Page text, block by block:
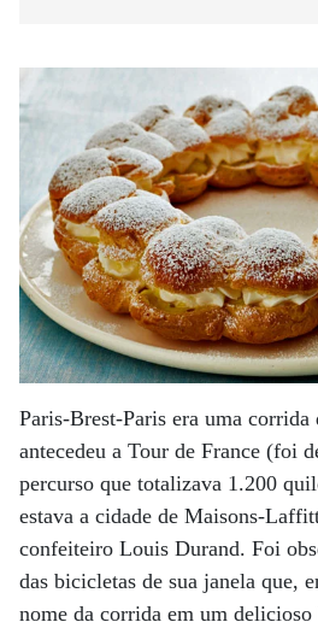
Paris-Brest-Paris era uma
antecedeu a Tour de France (foi
percurso que totalizava 1.200
estava a cidade de Maisons-
confeiteiro Louis Durand. Foi
das bicicletas de sua janela que,
nome da corrida em um delicioso